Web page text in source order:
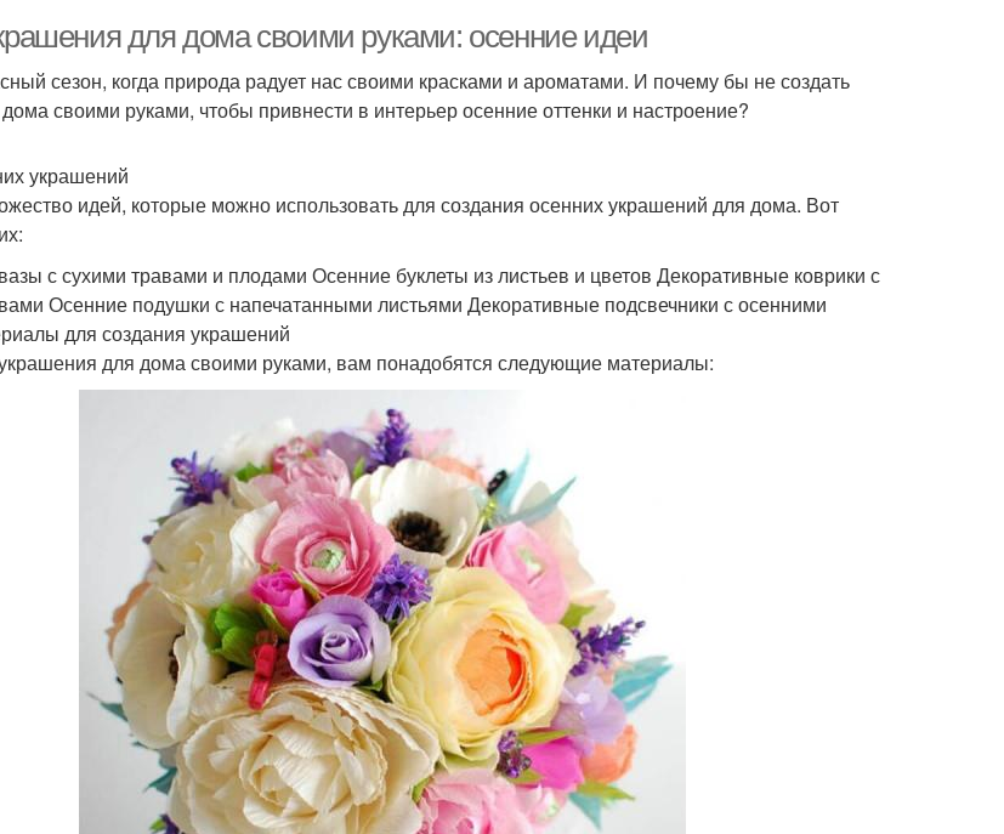
для дома своими руками: осенние идеи
сезон, когда природа радует нас своими красками и ароматами. И почему бы не создать
своими руками, чтобы привнести в интерьер осенние оттенки и настроение?
украшений
идей, которые можно использовать для создания осенних украшений для дома. Вот
с сухими травами и плодами Осенние буклеты из листьев и цветов Декоративные коврики с
Осенние подушки с напечатанными листьями Декоративные подсвечники с осенними
для создания украшений
для дома своими руками, вам понадобятся следующие материалы: